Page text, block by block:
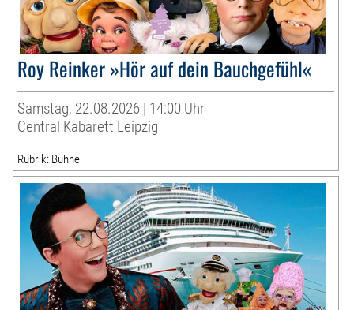
Roy Reinker »Hör auf dein Bauchgefühl«
Samstag, 22.08.2026 | 14:00 Uhr
Central Kabarett Leipzig
Rubrik: Bühne